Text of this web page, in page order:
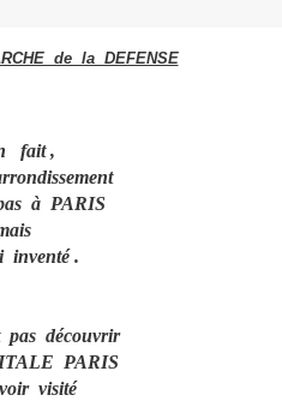
de la DEFENSE
fait ,
à PARIS
inventé .
découvrir
PARIS
visité